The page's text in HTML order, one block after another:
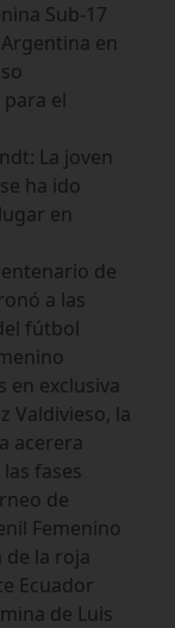
Sub-17
en
el
La joven
ha ido
en
de
a las
fútbol
en exclusiva
Valdivieso, la
acerera
fases
de
Femenino
la roja
Ecuador
de Luis